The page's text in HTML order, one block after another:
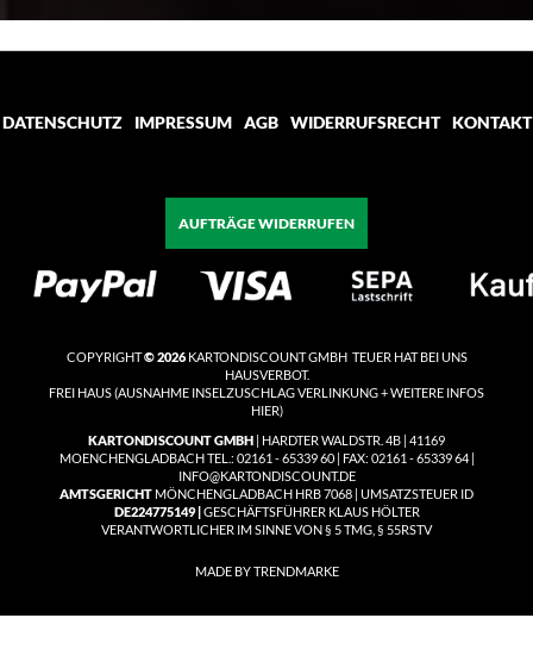
unseren
DATENSCHUTZ
IMPRESSUM AGB WIDERRUFSRECHT KONTAKT
AUFTRÄGE WIDERRUFEN
COPYRIGHT© 2026KARTONDISCOUNT GMBH TEUER HAT BEI UNS
HAUSVERBOT.
FREI HAUS(AUSNAHME INSELZUSCHLAG VERLINKUNG + WEITERE INFOS
HIER)
KARTONDISCOUNT GMBH | HARDTER WALDSTR. 4B | 41169
MOENCHENGLADBACH TEL.: 02161 - 65339 60 | FAX: 02161 - 65339 64 |
INFO@KARTONDISCOUNT.DE
AMTSGERICHT MÖNCHENGLADBACH HRB 7068 | UMSATZSTEUER ID
DE224775149 | GESCHÄFTSFÜHRER KLAUS HÖLTER
VERANTWORTLICHER IM SINNE VON § 5 TMG, § 55RSTV
MADE BY TRENDMARKE